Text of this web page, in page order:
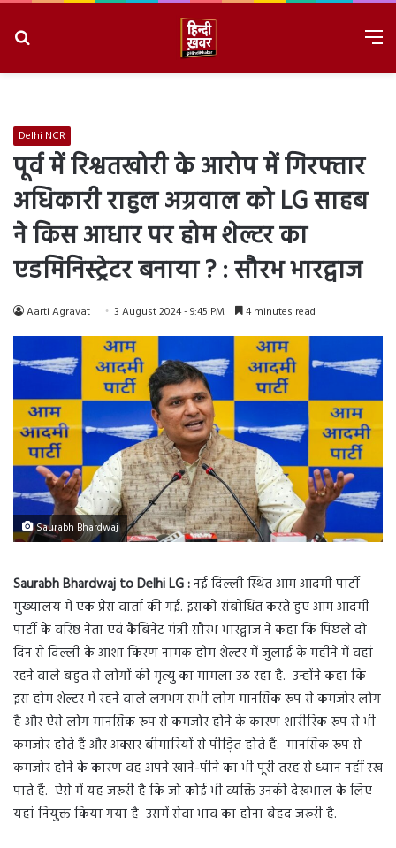
Delhi NCR
पूर्व में रिश्वतखोरी के आरोप में गिरफ्तार
अधिकारी राहुल अग्रवाल को LG साहब
ने किस आधार पर होम शेल्टर का
एडमिनिस्ट्रेटर बनाया ? : सौरभ भारद्वाज
Aarti Agravat 3 August 2024 - 9:45 PM 4 minutes read
Saurabh Bhardwaj
Saurabh Bhardwaj to Delhi LG :नई दिल्ली स्थित आम आदमी पार्टी
मुख्यालय में एक प्रेस वार्ता की गई. इसको संबोधित करते हुए आम आदमी
पार्टी के वरिष्ठ नेता एवं कैबिनेट मंत्री सौरभ भारद्वाज ने कहा कि पिछले दो
दिन से दिल्ली के आशा किरण नामक होम शेल्टर में जुलाई के महीने में वहां
रहने वाले बहुत से लोगों की मृत्यु का मामला उठ रहा है. उन्होंने कहा कि
इस होम शेल्टर में रहने वाले लगभग सभी लोग मानसिक रूप से कमजोर लोग
हैं और ऐसे लोग मानसिक रूप से कमजोर होने के कारण शारीरिक रूप से भी
कमजोर होते हैं और अक्सर बीमारियों से पीड़ित होते हैं. मानसिक रूप से
कमजोर होने के कारण वह अपने खाने-पीने का भी पूरी तरह से ध्यान नहीं रख
पाते हैं. ऐसे में यह जरूरी है कि जो कोई भी व्यक्ति उनकी देखभाल के लिए
यहां नियुक्त किया गया है उसमें सेवा भाव का होना बेहद जरूरी है.